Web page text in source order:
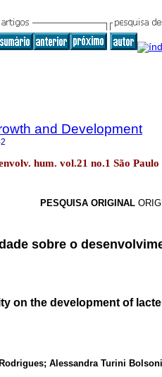
and Development
hum. vol.21 no.1 São Paulo
PESQUISA ORIGINAL
sobre o
on the development of
Alessandra Turini